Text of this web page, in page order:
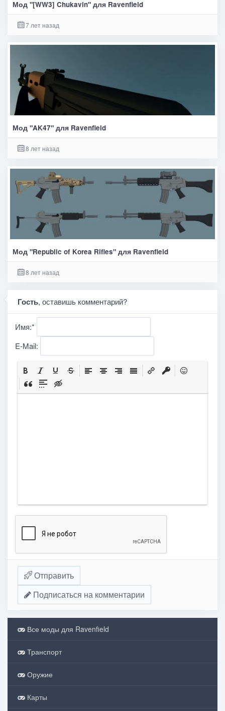
Мод "[WW3] Chukavin" для Ravenfield
7 лет назад
Мод "AK47" для Ravenfield
8 лет назад
Мод "Republic of Korea Rifles" для Ravenfield
8 лет назад
Гость, оставишь комментарий?
Имя:*
E-Mail:
Отправить
Подписаться на комментарии
Все моды для Ravenfield
Транспорт
Оружие
Карты